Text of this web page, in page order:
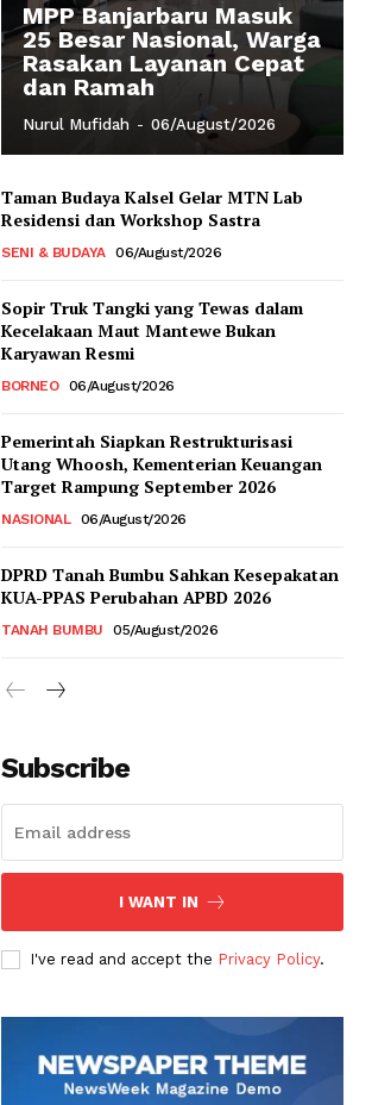
MPP Banjarbaru Masuk
25 Besar Nasional, Warga
Rasakan Layanan Cepat
dan Ramah
Nurul Mufidah - 06/August/2026
Taman Budaya Kalsel Gelar MTN Lab
Residensi dan Workshop Sastra
SENI & BUDAYA 06/August/2026
Sopir Truk Tangki yang Tewas dalam
Kecelakaan Maut Mantewe Bukan
Karyawan Resmi
BORNEO 06/August/2026
Pemerintah Siapkan Restrukturisasi
Utang Whoosh, Kementerian Keuangan
Target Rampung September 2026
NASIONAL 06/August/2026
DPRD Tanah Bumbu Sahkan Kesepakatan
KUA-PPAS Perubahan APBD 2026
TANAH BUMBU 05/August/2026
Subscribe
I WANT IN
I've read and accept the Privacy Policy.